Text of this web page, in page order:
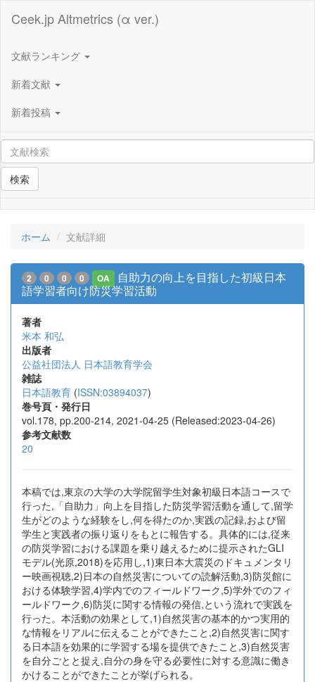
Ceek.jp Altmetrics (α ver.)
文献ランキング
新着文献
新着投稿
検索
ホーム 文献詳細
2 0 0 0 OA
自助力の向上を目指した初級日本
語学習者向け防災学習活動
著者
米本 和弘
出版者
公益社団法人 日本語教育学会
雑誌
日本語教育 (ISSN:03894037)
巻号頁・発行日
vol.178, pp.200-214, 2021-04-25 (Released:2023-04-26)
参考文献数
20
本稿では,東京の大学の大学院留学生対象初級日本語コースで
行った,「自助力」向上を目指した防災学習活動を通して,留学
生がどのような経験をし,何を得たのか,実践の記録,および留
学生と実践者の振り返りをもとに報告する。具体的には,従来
の防災学習における課題を乗り越えるために提示されたGLI
モデル(光原,2018)を応用し,1)東日本大震災のドキュメンタリ
ー映画視聴,2)日本の自然災害についての読解活動,3)防災館に
おける体験学習,4)学内でのフィールドワーク,5)学外でのフィ
ールドワーク,6)防災に関する情報の発信,という流れで実践を
行った。本活動の効果として,1)自然災害の基本的かつ実用的
な情報をリアルに伝えることができたこと,2)自然災害に関す
る日本語を効果的に学習する場を提供できたこと,3)自然災害
を自分ごとと捉え,自分の身を守る必要性に対する意識に働き
かけることができたことが挙げられる。